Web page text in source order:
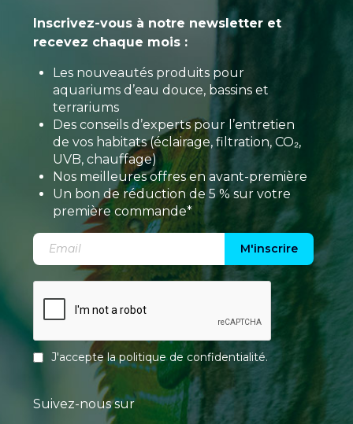
Inscrivez-vous à notre newsletter et
recevez chaque mois :
Les nouveautés produits pour
aquariums d’eau douce, bassins et
terrariums
Des conseils d’experts pour l’entretien
de vos habitats (éclairage, filtration, CO₂,
UVB, chauffage)
Nos meilleures offres en avant-première
Un bon de réduction de 5 % sur votre
première commande*
M'inscrire
J'accepte lapolitique de confidentialité.
Suivez-nous sur